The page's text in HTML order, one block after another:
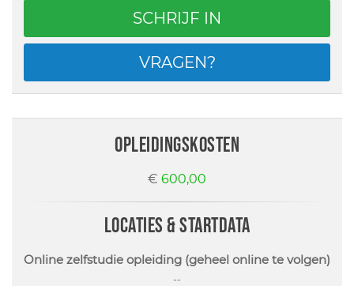
SCHRIJF IN
VRAGEN?
opleidingskosten
€ 600,00
locaties & startdata
Online zelfstudie opleiding (geheel online te volgen)
--